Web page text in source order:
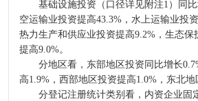
基础设施投资（口径详见附注1）同比
空运输业投资提高43.3%，水上运输业投
热力生产和供应业投资提高9.2%，生态保
提高9.0%。
分地区看，东部地区投资同比增长
高1.9%，西部地区投资提高1.0%，东北地
分登记注册统计类别看，内资企业固